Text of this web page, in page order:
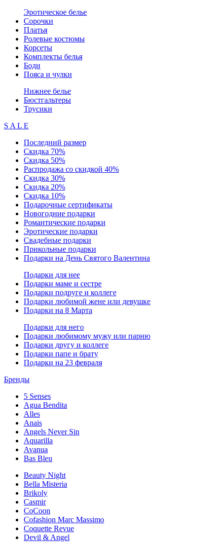
Эротическое белье
Сорочки
Платья
Ролевые костюмы
Корсеты
Комплекты белья
Боди
Пояса и чулки
Нижнее белье
Бюстгальтеры
Трусики
S A L E
Последний размер
Скидка 70%
Скидка 50%
Распродажа со скидкой 40%
Скидка 30%
Скидка 20%
Скидка 10%
Подарочные сертификаты
Новогодние подарки
Романтические подарки
Эротические подарки
Свадебные подарки
Прикольные подарки
Подарки на День Святого Валентина
Подарки для нее
Подарки маме и сестре
Подарки подруге и коллеге
Подарки любимой жене или девушке
Подарки на 8 Марта
Подарки для него
Подарки любимому мужу или парню
Подарки другу и коллеге
Подарки папе и брату
Подарки на 23 февраля
Бренды
5 Senses
Agua Bendita
Alles
Anais
Angels Never Sin
Aquarilla
Avanua
Bas Bleu
Beauty Night
Bella Misteria
Brikoly
Casmir
CoCoon
Cofashion Marc Massimo
Coquette Revue
Devil & Angel